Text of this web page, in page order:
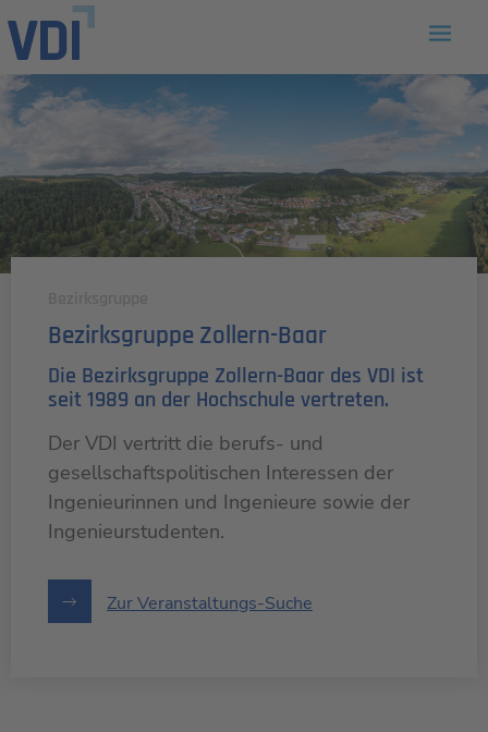
Bezirksgruppe Zollern-Baar
Die Bezirksgruppe Zollern-Baar des VDI ist
seit 1989 an der Hochschule vertreten.
Der VDI vertritt die berufs- und
gesellschaftspolitischen Interessen der
Ingenieurinnen und Ingenieure sowie der
Ingenieurstudenten.
Zur Veranstaltungs-Suche